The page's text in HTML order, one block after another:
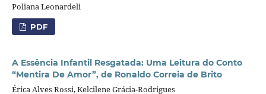
Poliana Leonardeli
PDF
A Essência Infantil Resgatada: Uma Leitura do Conto
“Mentira De Amor”, de Ronaldo Correia de Brito
Érica Alves Rossi, Kelcilene Grácia-Rodrigues